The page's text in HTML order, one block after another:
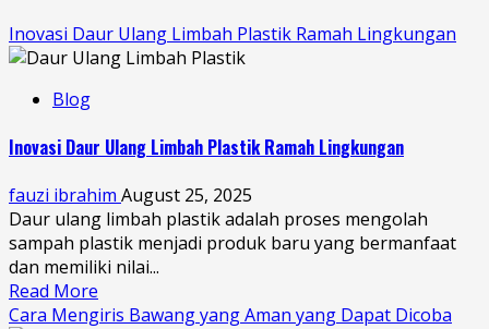
Inovasi Daur Ulang Limbah Plastik Ramah Lingkungan
Blog
Inovasi Daur Ulang Limbah Plastik Ramah Lingkungan
fauzi ibrahim August 25, 2025
Daur ulang limbah plastik adalah proses mengolah
sampah plastik menjadi produk baru yang bermanfaat
dan memiliki nilai...
Read More
Cara Mengiris Bawang yang Aman yang Dapat Dicoba